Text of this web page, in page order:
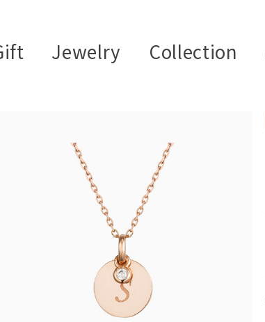
Jewelry Collection